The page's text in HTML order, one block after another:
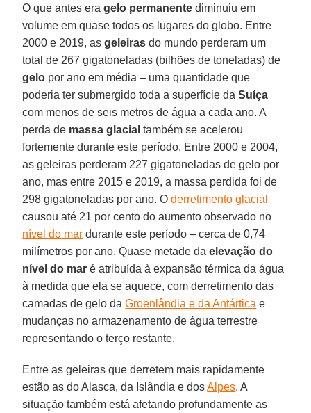
O que antes eragelo permanente diminuiu em
volume em quase todos os lugares do globo. Entre
2000 e 2019, asgeleiras do mundo perderam um
total de 267 gigatoneladas (bilhões de toneladas) de
gelo por ano em média – uma quantidade que
poderia ter submergido toda a superfície daSuíça
com menos de seis metros de água a cada ano. A
perda de massa glacial também se acelerou
fortemente durante este período. Entre 2000 e 2004,
as geleiras perderam 227 gigatoneladas de gelo por
ano, mas entre 2015 e 2019, a massa perdida foi de
298 gigatoneladas por ano. Oderretimento glacial
causou até 21 por cento do aumento observado no
nível do mar durante este período – cerca de 0,74
milímetros por ano. Quase metade daelevação do
nível do mar é atribuída à expansão térmica da água
à medida que ela se aquece, com derretimento das
camadas de gelo daGroenlândia e da Antártica e
mudanças no armazenamento de água terrestre
representando o terço restante.
Entre as geleiras que derretem mais rapidamente
estão as do Alasca, da Islândia e dosAlpes. A
situação também está afetando profundamente as